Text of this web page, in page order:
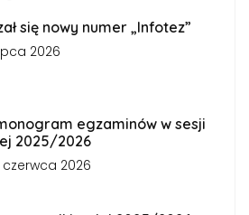
się nowy numer „Infotez”
2026
egzaminów w sesji
2025/2026
2026